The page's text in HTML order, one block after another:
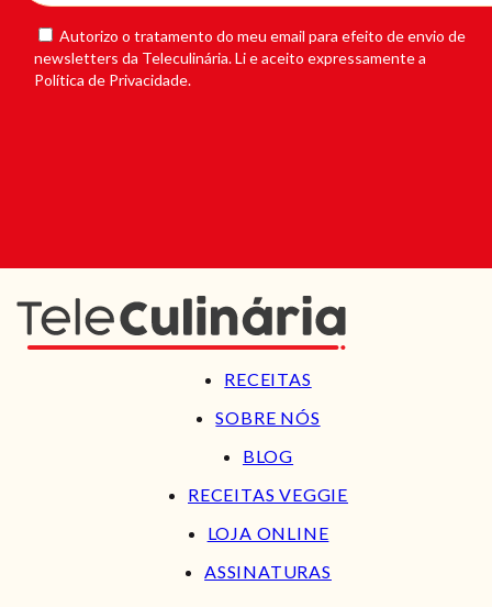
Autorizo o tratamento do meu email para efeito de envio de
newsletters da Teleculinária. Li e aceito expressamente a
Política de Privacidade.
RECEITAS
SOBRE NÓS
BLOG
RECEITAS VEGGIE
LOJA ONLINE
ASSINATURAS